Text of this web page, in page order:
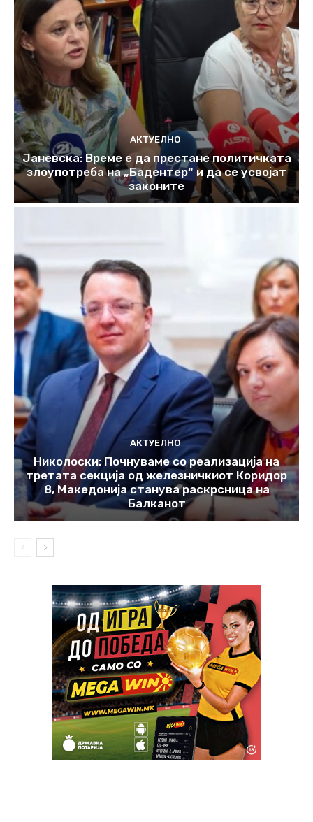
АКТУЕЛНО
Јаневска: Време е да престане политичката
злоупотреба на „Бадентер“ и да се усвојат
законите
АКТУЕЛНО
Николоски: Почнуваме со реализација на
третата секција од железничкиот Коридор
8, Македонија станува раскрсница на
Балканот